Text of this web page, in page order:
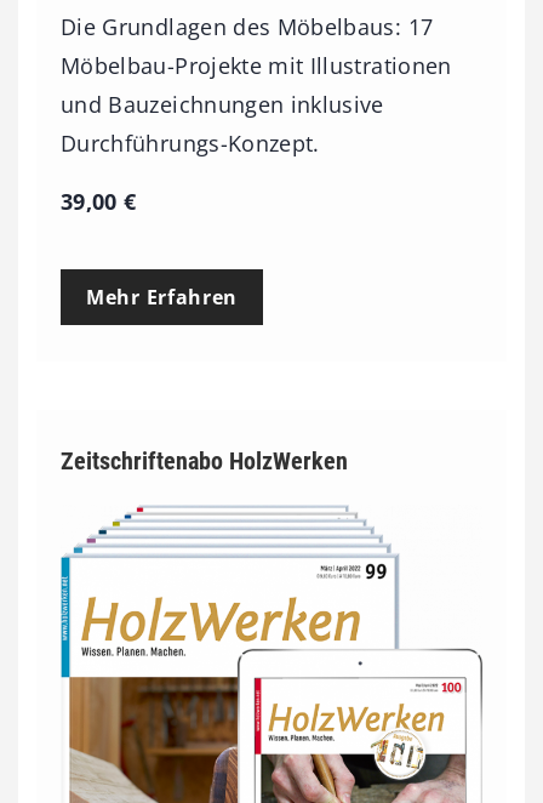
Die Grundlagen des Möbelbaus: 17
Möbelbau-Projekte mit Illustrationen
und Bauzeichnungen inklusive
Durchführungs-Konzept.
39,00€
Mehr Erfahren
Zeitschriftenabo HolzWerken